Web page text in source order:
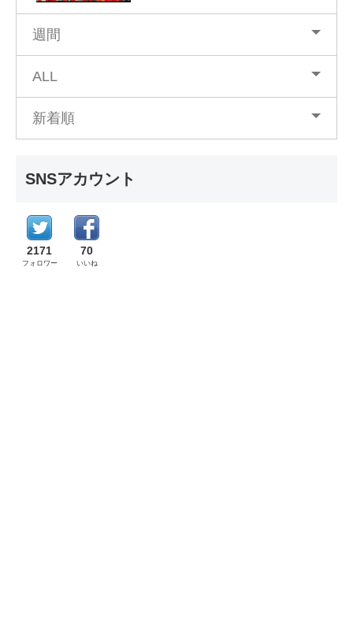
週間
ALL
新着順
SNSアカウント
2171
フォロワー
70
いいね